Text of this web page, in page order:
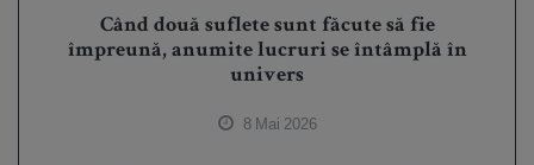
Când două suflete sunt făcute să fie
împreună, anumite lucruri se întâmplă în
univers
8 Mai 2026